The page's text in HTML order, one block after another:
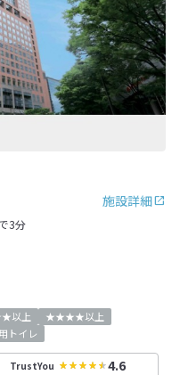
施設詳細
3分
以上
★★★★以上
トイレ
TrustYou 4.6